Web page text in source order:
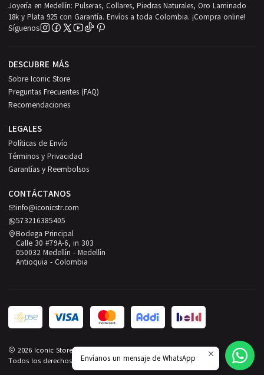
Joyería en Medellín: Pulseras, Collares, Piedras Naturales, Oro Laminado
18k y Plata 925 con Garantía. Envíos a toda Colombia. ¡Compra online!
Síguenos
DESCUBRE MÁS
Sobre Iconic Store
Preguntas Frecuentes (FAQ)
Recomendaciones
LEGALES
Políticas de Envío
Términos y Privacidad
Garantías y Reembolsos
CONTÁCTANOS
info@iconicstr.com
573216385405
Bodega Principal
Calle 30 #79A-6, in 303
050032 Medellín - Medellín
Antioquia - Colombia
2026 Iconic Store.
Todos los derechos reservados.Desarrollado por Jumpseller
Envíanos un mensaje de WhatsApp